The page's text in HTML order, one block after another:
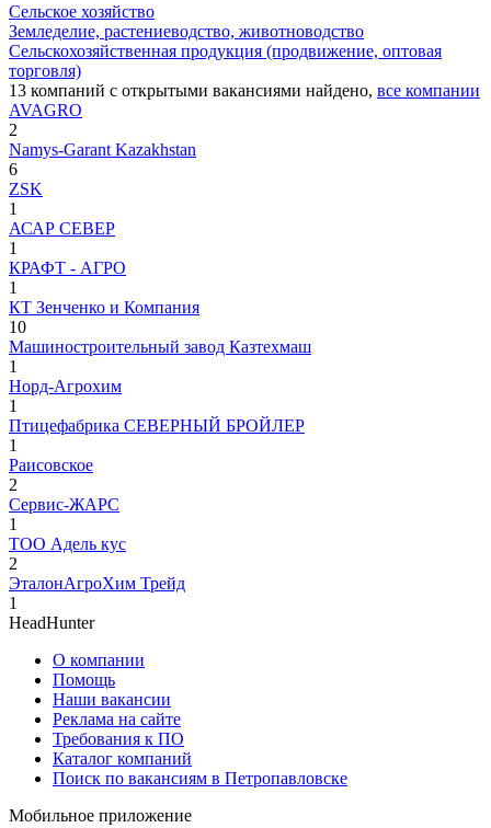
Сельское хозяйство
Земледелие, растениеводство, животноводство
Сельскохозяйственная продукция (продвижение, оптовая
торговля)
13 компаний с открытыми вакансиями найдено, все компании
AVAGRO
2
Namys-Garant Kazakhstan
6
ZSK
1
АСАР СЕВЕР
1
КРАФТ - АГРО
1
КТ Зенченко и Компания
10
Машиностроительный завод Казтехмаш
1
Норд-Агрохим
1
Птицефабрика СЕВЕРНЫЙ БРОЙЛЕР
1
Раисовское
2
Сервис-ЖАРС
1
ТОО Адель кус
2
ЭталонАгроХим Трейд
1
HeadHunter
О компании
Помощь
Наши вакансии
Реклама на сайте
Требования к ПО
Каталог компаний
Поиск по вакансиям в Петропавловске
Мобильное приложение